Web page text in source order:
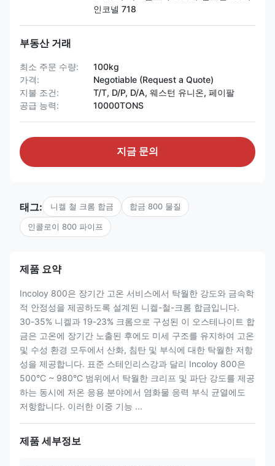
인코넬 718
부동산 거래
최소 주문 수량:
100kg
가격:
Negotiable (Request a Quote)
지불 조건:
T/T, D/P, D/A, 웨스턴 유니온, 페이팔
공급 능력:
10000TONS
지금 문의
태그: 니켈 철 크롬 합금 합금 800 물질
인콜로이 800 파이프
제품 요약
Incoloy 800은 장기간 고온 서비스에서 탁월한 강도와 금속학
적 안정성을 제공하도록 설계된 니켈-철-크롬 합금입니다.
30-35% 니켈과 19-23% 크롬으로 구성된 이 오스테나이트 합
금은 고온에 장기간 노출된 후에도 미세 구조를 유지하여 고온
및 수성 환경 모두에서 산화, 침탄 및 부식에 대한 탁월한 저항
성을 제공합니다. 표준 스테인리스강과 달리 Incoloy 800은
500°C ~ 980°C 범위에서 탁월한 크리프 및 파단 강도를 제공
하는 동시에 저온 응용 분야에서 염화물 응력 부식 균열에도
저항합니다. 이러한 이중 기능 ...
제품 세부정보